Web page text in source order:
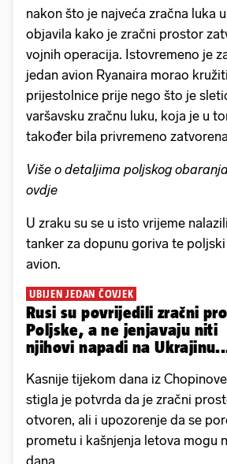
nakon što je najveća zračna luka
objavila kako je zračni prostor
vojnih operacija. Istovremeno je
jedan avion Ryanaira morao
prijestolnice prije nego što je
varšavsku zračnu luku, koja je u
također bila privremeno
Više o detaljima poljskog
ovdje
U zraku su se u isto vrijeme
tanker za dopunu goriva te
avion.
UBIJEN JEDAN ČOVJEK
Rusi su povrijedili zračni
Poljske, a ne jenjavaju niti
njihovi napadi na
Kasnije tijekom dana iz
stigla je potvrda da je zračni
otvoren, ali i upozorenje da se
prometu i kašnjenja letova mogu